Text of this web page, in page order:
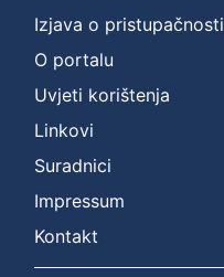
Izjava o pristupačnosti
O portalu
Uvjeti korištenja
Linkovi
Suradnici
Impressum
Kontakt